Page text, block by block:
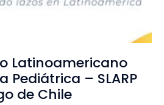
Latinoamericano
Pediátrica – SLARP
de Chile